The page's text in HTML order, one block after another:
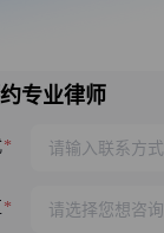
专业律师